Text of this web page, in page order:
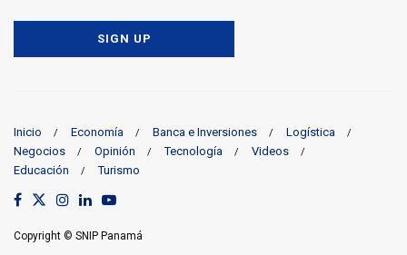
Inicio Economía Banca e Inversiones
Logística
Negocios
Opinión Tecnología
Videos
Educación
Turismo
Copyright © SNIP Panamá